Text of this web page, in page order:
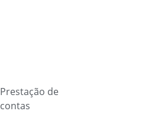
Prestação de
contas